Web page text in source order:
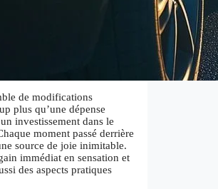
de modifications
plus qu’une dépense
investissement dans le
moment passé derrière
source de joie inimitable.
immédiat en sensation et
des aspects pratiques